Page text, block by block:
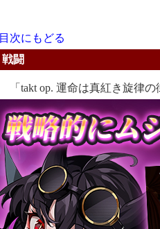
目次にもどる
戦闘
「takt op. 運命は真紅き旋律